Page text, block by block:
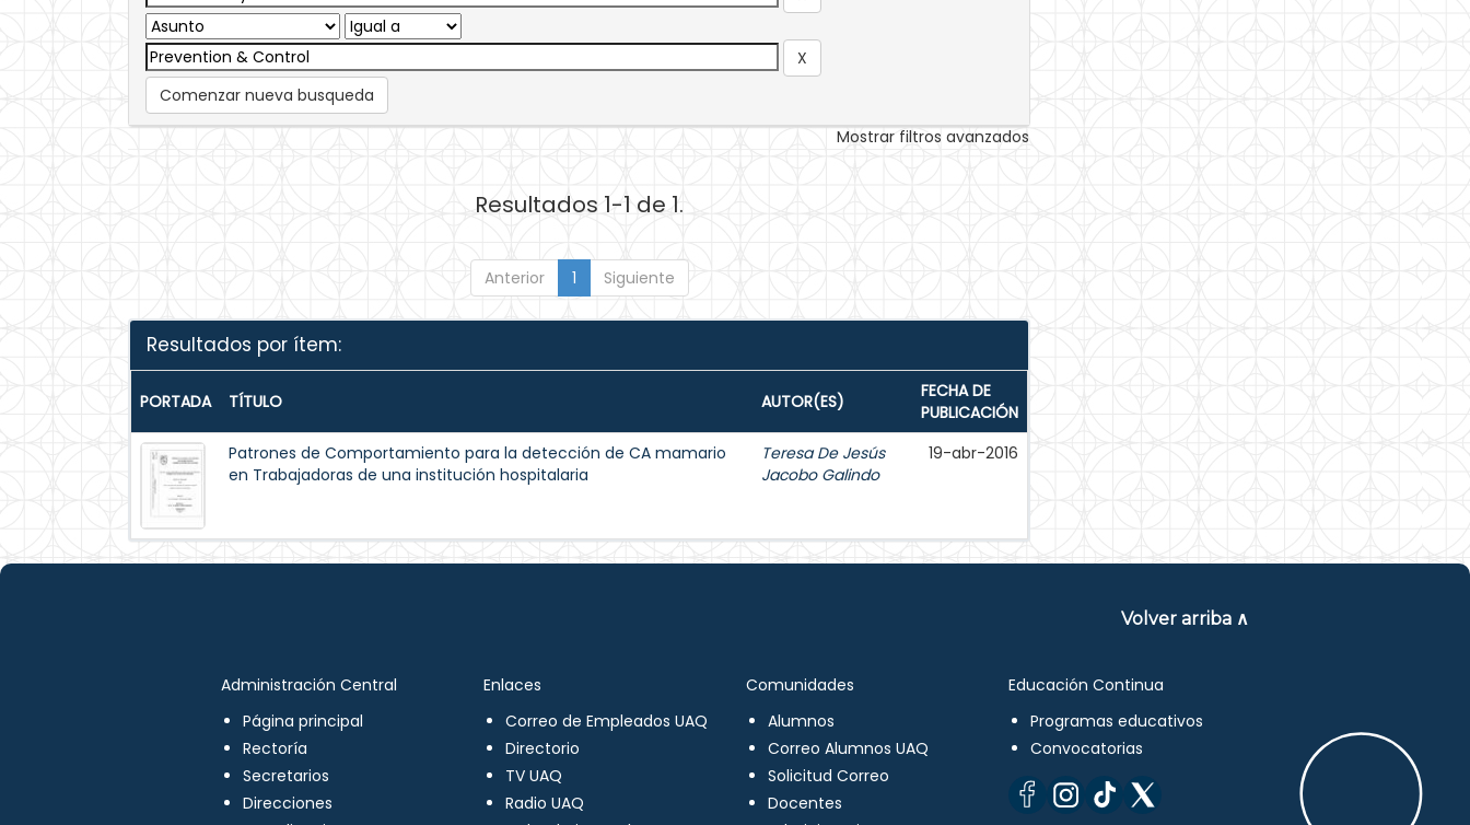
Comenzar nueva busqueda
Mostrar filtros avanzados
Resultados 1-1 de 1.
Anterior 1 Siguiente
Resultados por ítem:
PORTADA TÍTULO AUTOR(ES)
FECHA DE
PUBLICACIÓN
Patrones de Comportamiento para la detección de CA mamario
en Trabajadoras de una institución hospitalaria
Teresa De Jesús
Jacobo Galindo
19-abr-2016
Volver arriba ∧
Administración Central
Página principal
Rectoría
Secretarios
Direcciones
Enlaces
Correo de Empleados UAQ
Directorio
TV UAQ
Radio UAQ
Comunidades
Alumnos
Correo Alumnos UAQ
Solicitud Correo
Docentes
Educación Continua
Programas educativos
Convocatorias